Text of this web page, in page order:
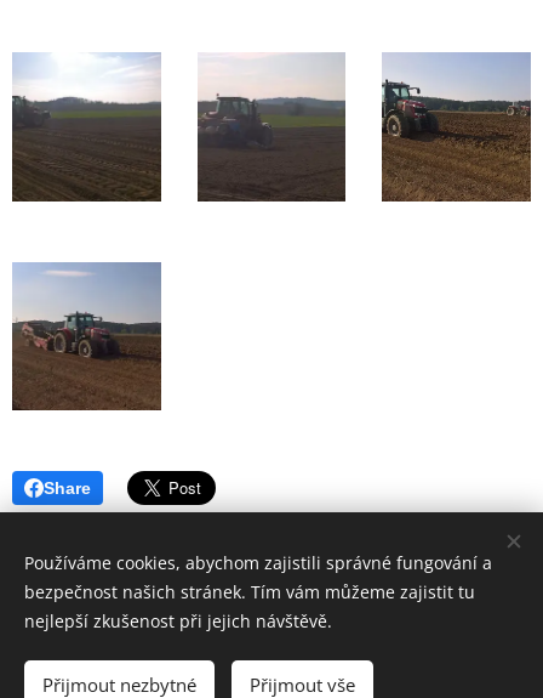
Share
© 2026 ZD "Křižanovsko" | Všechna práva vyhrazena
Používáme cookies, abychom zajistili správné fungování a
bezpečnost našich stránek. Tím vám můžeme zajistit tu
nejlepší zkušenost při jejich návštěvě.
Přijmout nezbytné Přijmout vše